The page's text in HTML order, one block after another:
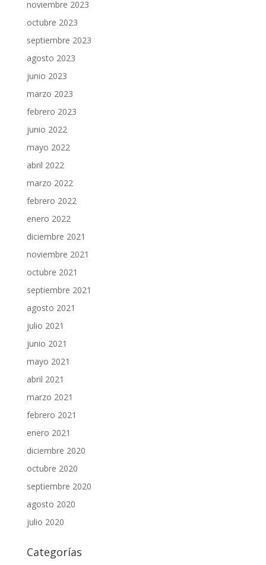
noviembre 2023
octubre 2023
septiembre 2023
agosto 2023
junio 2023
marzo 2023
febrero 2023
junio 2022
mayo 2022
abril 2022
marzo 2022
febrero 2022
enero 2022
diciembre 2021
noviembre 2021
octubre 2021
septiembre 2021
agosto 2021
julio 2021
junio 2021
mayo 2021
abril 2021
marzo 2021
febrero 2021
enero 2021
diciembre 2020
octubre 2020
septiembre 2020
agosto 2020
julio 2020
Categorías